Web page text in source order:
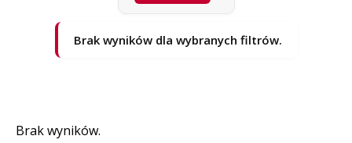
Brak wyników dla wybranych filtrów.
Brak wyników.